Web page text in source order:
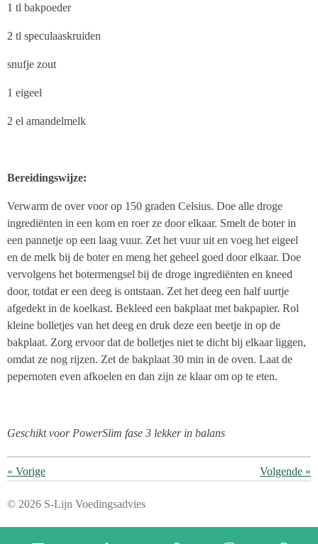
1 tl bakpoeder
2 tl speculaaskruiden
snufje zout
1 eigeel
2 el amandelmelk
Bereidingswijze:
Verwarm de over voor op 150 graden Celsius. Doe alle droge
ingrediënten in een kom en roer ze door elkaar. Smelt de boter in
een pannetje op een laag vuur. Zet het vuur uit en voeg het eigeel
en de melk bij de boter en meng het geheel goed door elkaar. Doe
vervolgens het botermengsel bij de droge ingrediënten en kneed
door, totdat er een deeg is ontstaan. Zet het deeg een half uurtje
afgedekt in de koelkast. Bekleed een bakplaat met bakpapier. Rol
kleine bolletjes van het deeg en druk deze een beetje in op de
bakplaat. Zorg ervoor dat de bolletjes niet te dicht bij elkaar liggen,
omdat ze nog rijzen. Zet de bakplaat 30 min in de oven. Laat de
pepernoten even afkoelen en dan zijn ze klaar om op te eten.
Geschikt voor PowerSlim fase 3 lekker in balans
« Vorige Volgende »
© 2026 S-Lijn Voedingsadvies